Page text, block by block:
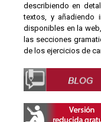
describiendo en
textos, y añadiendo
disponibles en la
las secciones
de los ejercicios de